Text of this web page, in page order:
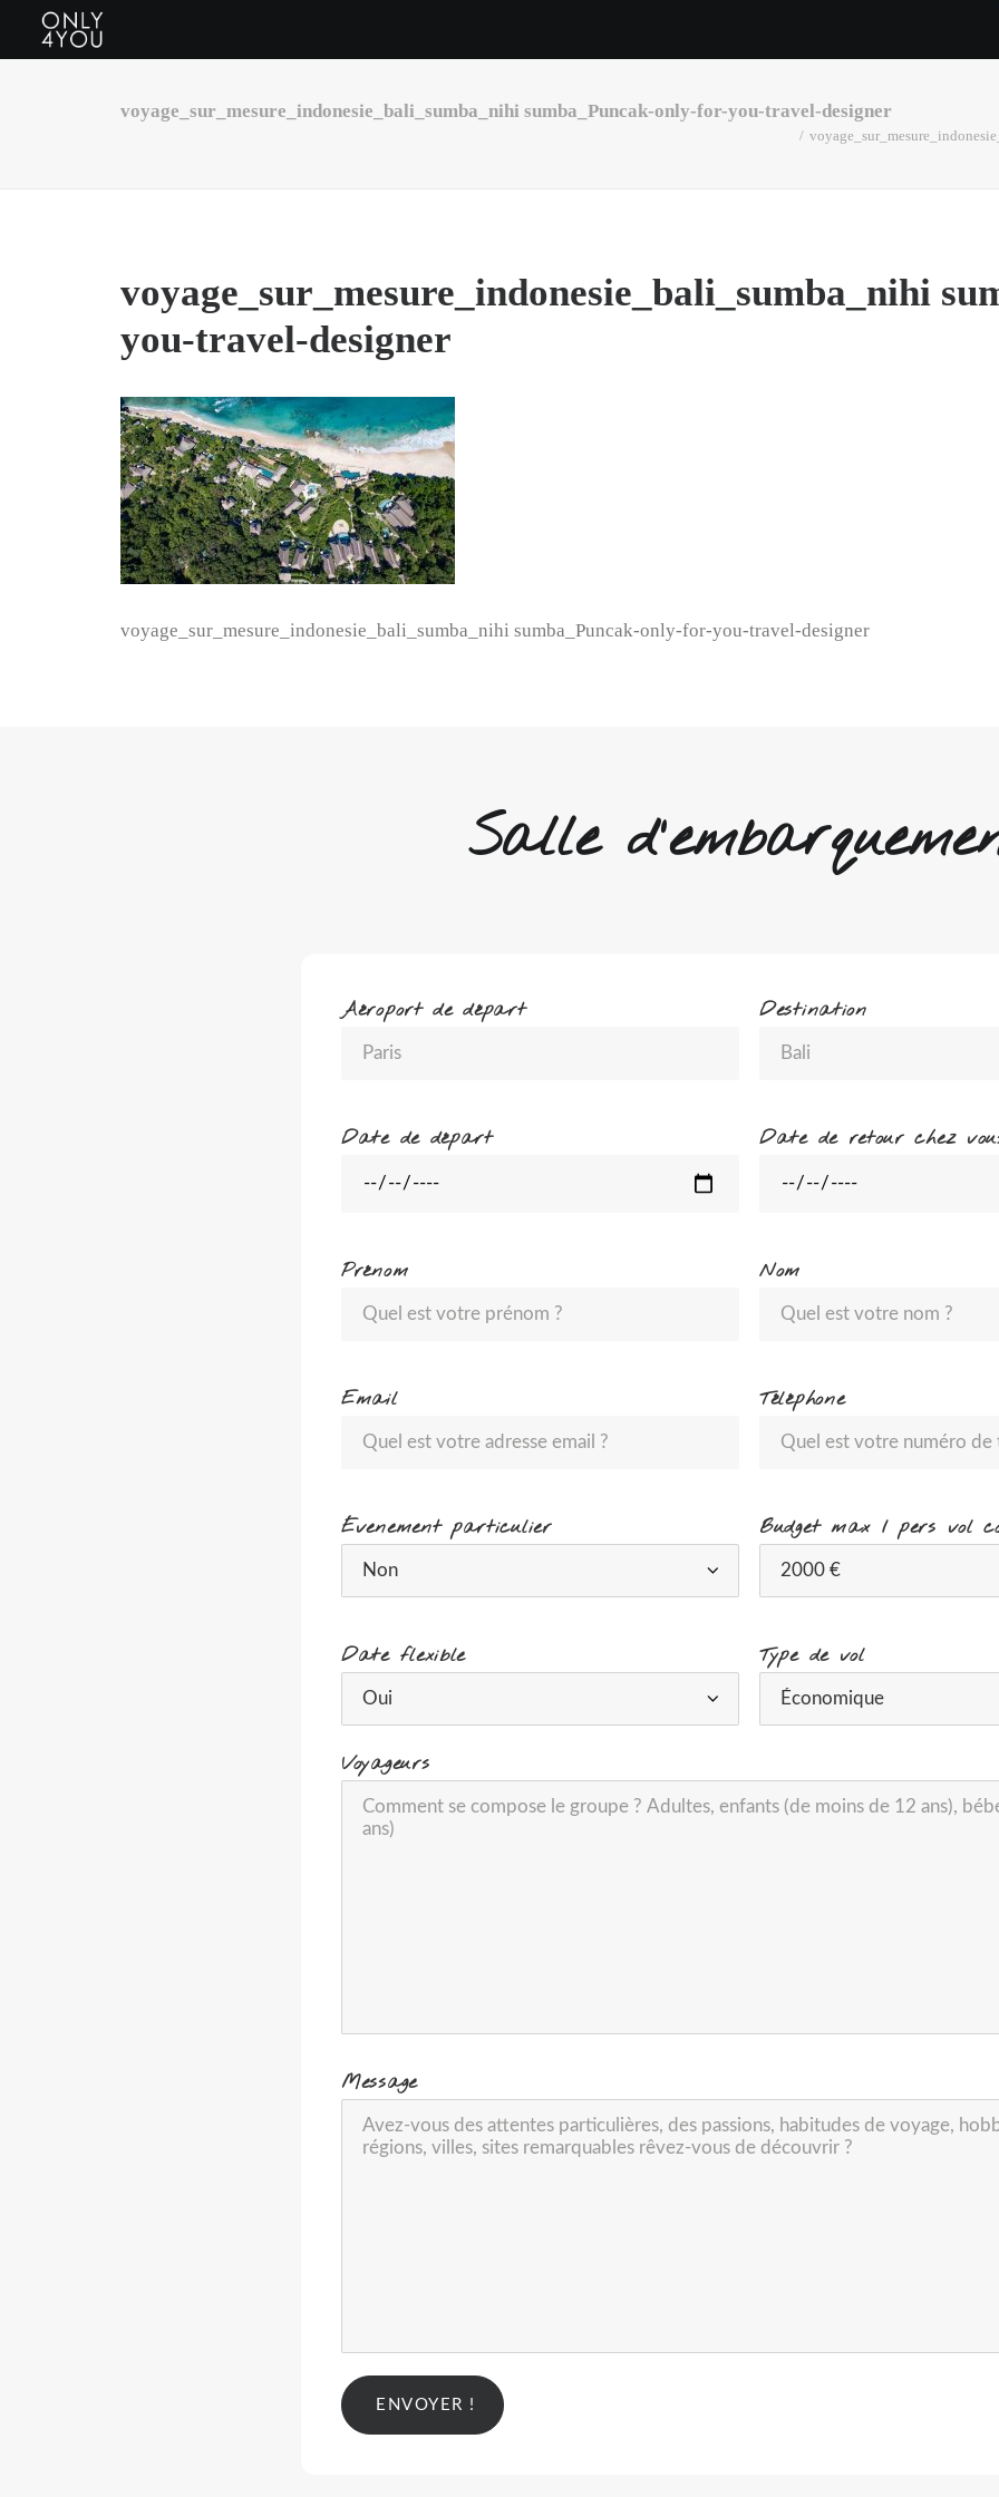
voyage_sur_mesure_indonesie_bali_sumba_nihi sumba_Puncak-only-for-you-travel-designer
voyage_sur_mesure_indonesie_bali_sumba_nihi
you-travel-designer
voyage_sur_mesure_indonesie_bali_sumba_nihi sumba_Puncak-only-for-you-travel-designer
Salle
Aéroport de départ Destination
Date de départ Date de retour chez
Prénom Nom
Email Téléphone
Évenement particulier Budget max / pers vol
Date flexible Type de vol
Voyageurs
Message